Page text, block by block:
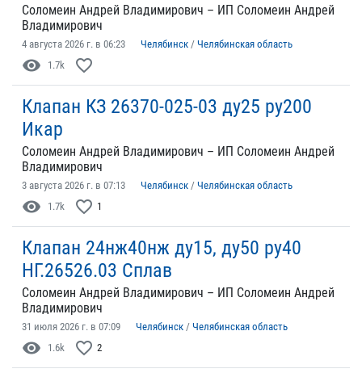
Соломеин Андрей Владимирович – ИП Соломеин Андрей
Владимирович
4 августа 2026 г. в 06:23 Челябинск / Челябинская область
visibility 1.7k favorite_border
Клапан КЗ 26370-025-03 ду25 ру200
Икар
Соломеин Андрей Владимирович – ИП Соломеин Андрей
Владимирович
3 августа 2026 г. в 07:13 Челябинск / Челябинская область
visibility 1.7k favorite_border 1
Клапан 24нж40нж ду15, ду50 ру40
НГ.26526.03 Сплав
Соломеин Андрей Владимирович – ИП Соломеин Андрей
Владимирович
31 июля 2026 г. в 07:09 Челябинск / Челябинская область
visibility 1.6k favorite_border 2